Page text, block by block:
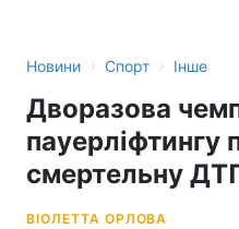
Новини › Спорт › Інше
Дворазова
пауерліфтингу
смертельну
ВІОЛЕТТА ОРЛОВА